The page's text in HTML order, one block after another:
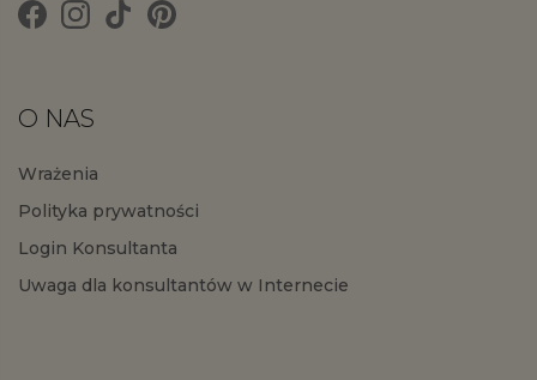
O NAS
Wrażenia
Polityka prywatności
Login Konsultanta
Uwaga dla konsultantów w Internecie